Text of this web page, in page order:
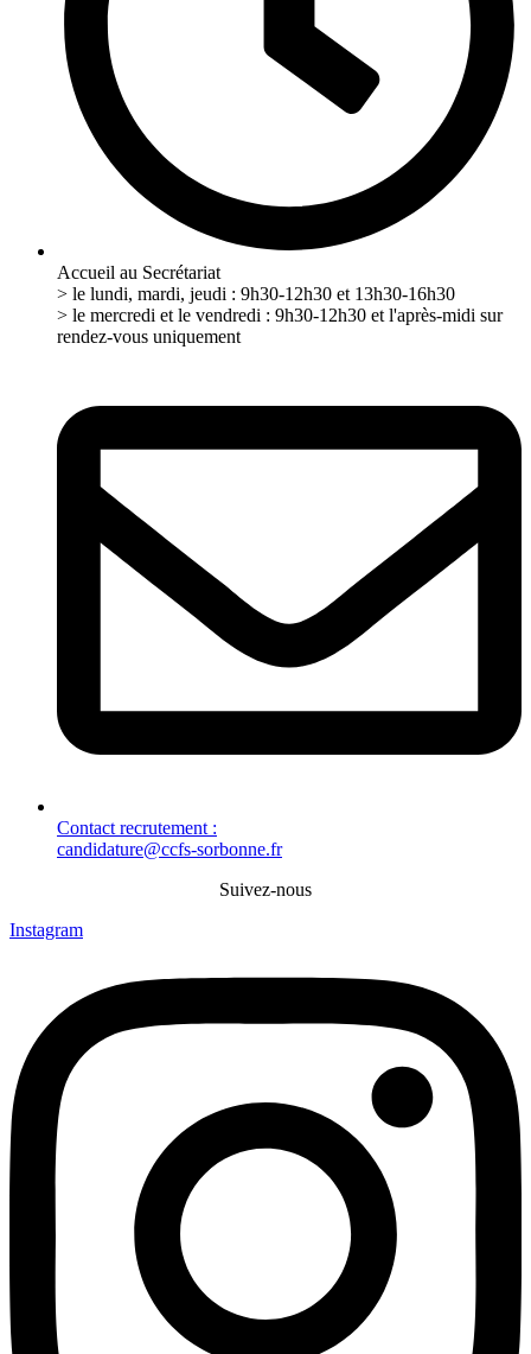
Accueil au Secrétariat
> le lundi, mardi, jeudi : 9h30-12h30 et 13h30-16h30
> le mercredi et le vendredi : 9h30-12h30 et l'après-midi sur
rendez-vous uniquement
Contact recrutement :
candidature@ccfs-sorbonne.fr
Suivez-nous
Instagram